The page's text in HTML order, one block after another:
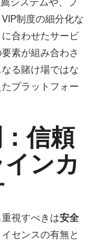
制度の細分化な
合わせたサービ
素が組み合わさ
る賭け場ではな
プラットフォー
信頼
ンカ
視すべきは安全
センスの有無と